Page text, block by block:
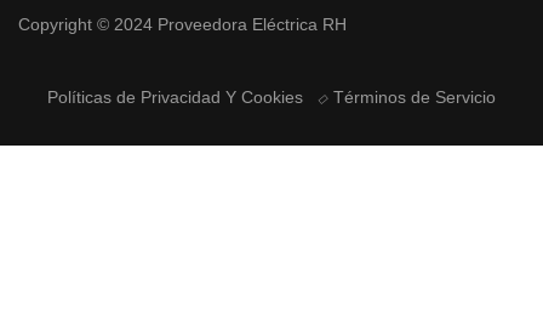
Copyright © 2024 Proveedora Eléctrica RH
Políticas de Privacidad Y Cookies Términos de Servicio